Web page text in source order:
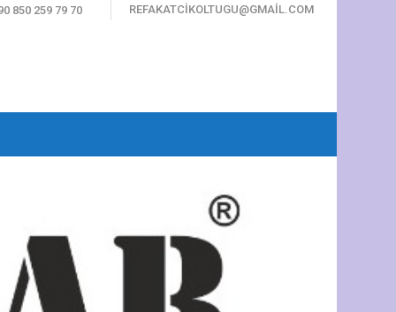
850 259 79 70
REFAKATCIKOLTUGU@GMAIL.COM